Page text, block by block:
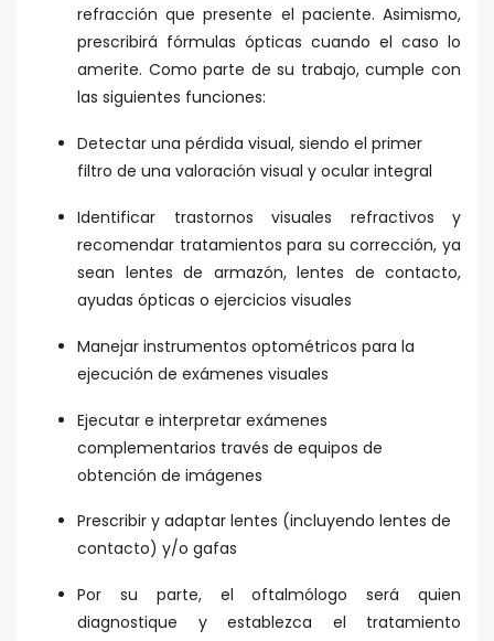
refracción que presente el paciente. Asimismo,
prescribirá fórmulas ópticas cuando el caso lo
amerite. Como parte de su trabajo, cumple con
las siguientes funciones:
Detectar una pérdida visual, siendo el primer
filtro de una valoración visual y ocular integral
Identificar trastornos visuales refractivos y
recomendar tratamientos para su corrección, ya
sean lentes de armazón, lentes de contacto,
ayudas ópticas o ejercicios visuales
Manejar instrumentos optométricos para la
ejecución de exámenes visuales
Ejecutar e interpretar exámenes
complementarios través de equipos de
obtención de imágenes
Prescribir y adaptar lentes (incluyendo lentes de
contacto) y/o gafas
Por su parte, el oftalmólogo será quien
diagnostique y establezca el tratamiento